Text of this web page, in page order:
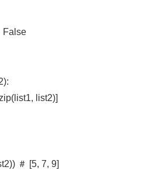
False
list2)]
＃ [5, 7, 9]